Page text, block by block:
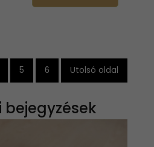
5 6 Utolsó oldal